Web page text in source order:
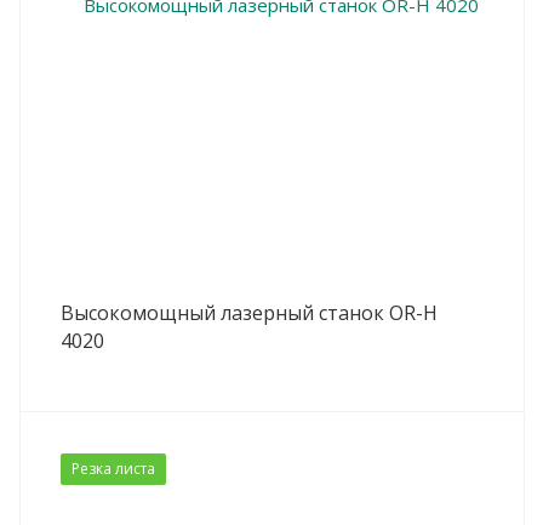
Высокомощный лазерный станок OR-H
4020
Резка листа